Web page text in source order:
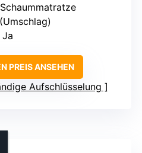
Ja
PREIS ANSEHEN
Aufschlüsselung